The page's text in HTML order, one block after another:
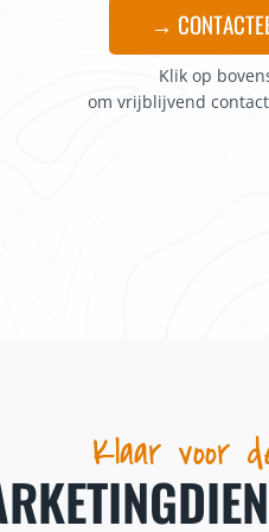
→
Klik op
om vrijblijvend
Klaar voor